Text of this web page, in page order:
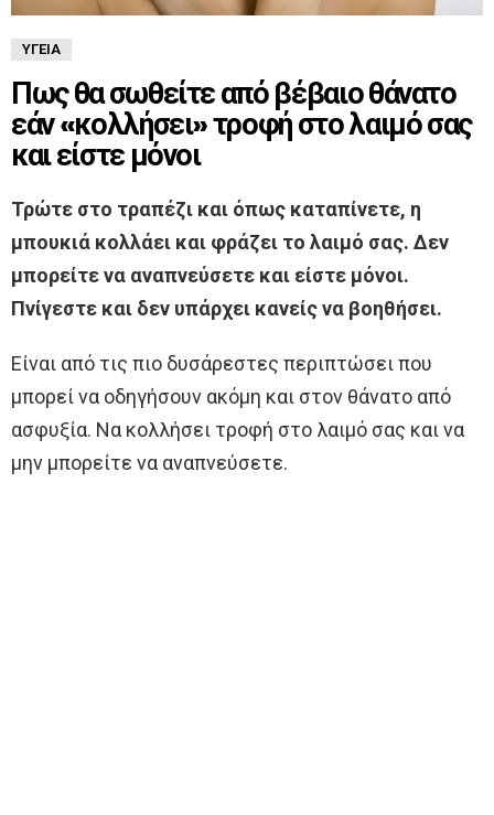
ΥΓΕΊΑ
Πως θα σωθείτε από βέβαιο θάνατο
εάν «κολλήσει» τροφή στο λαιμό σας
και είστε μόνοι
Τρώτε στο τραπέζι και όπως καταπίνετε, η
μπουκιά κολλάει και φράζει το λαιμό σας. Δεν
μπορείτε να αναπνεύσετε και είστε μόνοι.
Πνίγεστε και δεν υπάρχει κανείς να βοηθήσει.
Είναι από τις πιο δυσάρεστες περιπτώσει που
μπορεί να οδηγήσουν ακόμη και στον θάνατο από
ασφυξία. Να κολλήσει τροφή στο λαιμό σας και να
μην μπορείτε να αναπνεύσετε.